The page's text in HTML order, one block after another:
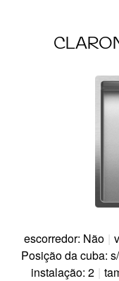
escorredor: Não |
Posição da cuba:
instalação: 2 |